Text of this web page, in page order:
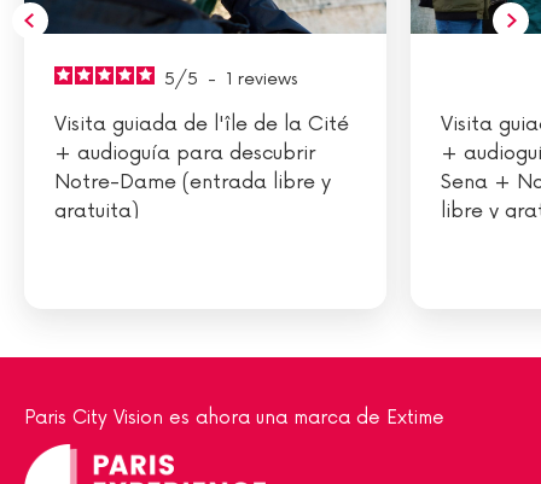
5/5 - 1 reviews
Visita guiada de l'île de la Cité
+ audioguía para descubrir
Notre-Dame (entrada libre y
gratuita)
Visita
+
Sena +
libre y
Paris City Vision es ahora una marca de Extime